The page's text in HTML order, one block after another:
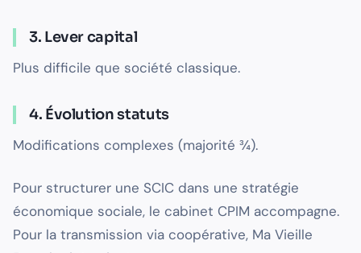
3. Lever capital
Plus difficile que société classique.
4. Évolution statuts
Modifications complexes (majorité ¾).
Pour structurer une SCIC dans une stratégie
économique sociale, le cabinet CPIM accompagne.
Pour la transmission via coopérative, Ma Vieille